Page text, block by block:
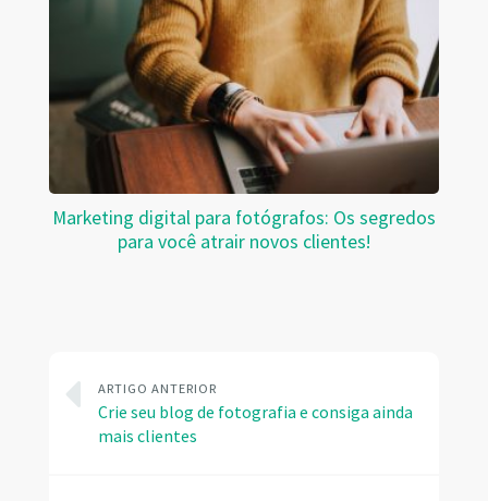
Marketing digital para fotógrafos: Os segredos
para você atrair novos clientes!
ARTIGO ANTERIOR
Crie seu blog de fotografia e consiga ainda
mais clientes